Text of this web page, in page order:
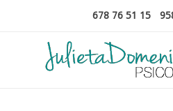
678 76 51 15 -